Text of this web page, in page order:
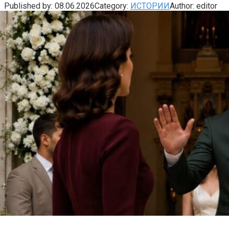
Published by: 08.06.2026Category: ИСТОРИИAuthor: editor